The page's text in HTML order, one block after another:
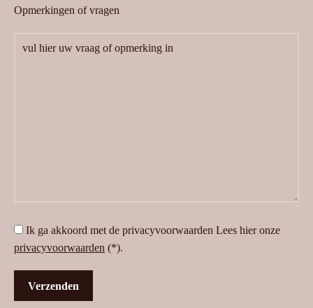
Opmerkingen of vragen
Ik ga akkoord met de privacyvoorwaarden Lees hier onze
privacyvoorwaarden (*).